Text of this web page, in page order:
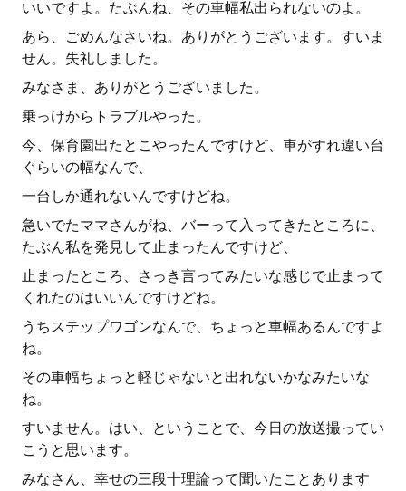
いいですよ。たぶんね、その車幅私出られないのよ。
あら、ごめんなさいね。ありがとうございます。すいま
せん。失礼しました。
みなさま、ありがとうございました。
乗っけからトラブルやった。
今、保育園出たとこやったんですけど、車がすれ違い台
ぐらいの幅なんで、
一台しか通れないんですけどね。
急いでたママさんがね、バーって入ってきたところに、
たぶん私を発見して止まったんですけど、
止まったところ、さっき言ってみたいな感じで止まって
くれたのはいいんですけどね。
うちステップワゴンなんで、ちょっと車幅あるんですよ
ね。
その車幅ちょっと軽じゃないと出れないかなみたいな
ね。
すいません。はい、ということで、今日の放送撮ってい
こうと思います。
みなさん、幸せの三段十理論って聞いたことあります